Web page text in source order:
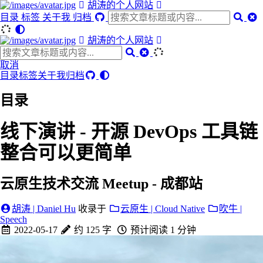
胡涛的个人网站
目录 标签 关于我 归档
胡涛的个人网站
取消
目录标签关于我归档
目录
线下演讲 - 开源 DevOps 工具链
整合可以更简单
云原生技术交流 Meetup - 成都站
胡涛 | Daniel Hu 收录于 云原生 | Cloud Native
吹牛 |
Speech
2022-05-17
约 125 字 预计阅读 1 分钟